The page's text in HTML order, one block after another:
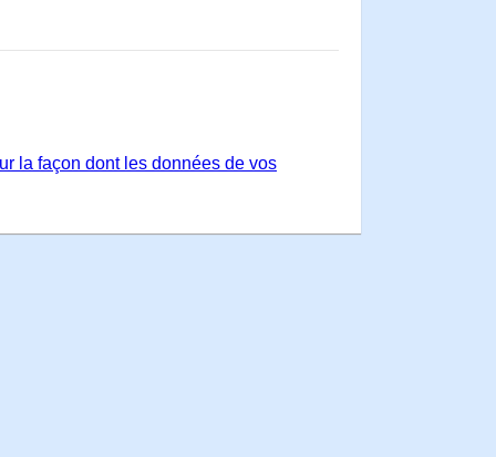
la façon dont les données de vos